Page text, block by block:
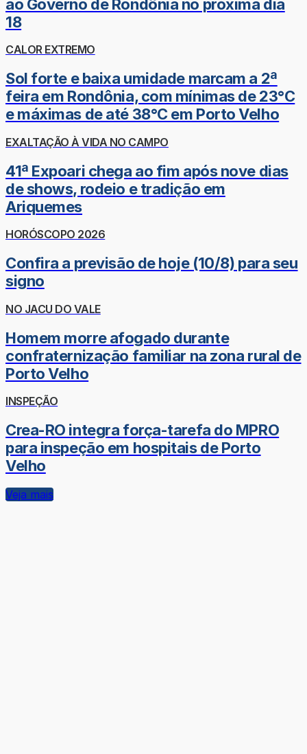
ao Governo de Rondônia no próxima dia
18
CALOR EXTREMO
Sol forte e baixa umidade marcam a 2ª
feira em Rondônia, com mínimas de 23°C
e máximas de até 38°C em Porto Velho
EXALTAÇÃO À VIDA NO CAMPO
41ª Expoari chega ao fim após nove dias
de shows, rodeio e tradição em
Ariquemes
HORÓSCOPO 2026
Confira a previsão de hoje (10/8) para seu
signo
NO JACU DO VALE
Homem morre afogado durante
confraternização familiar na zona rural de
Porto Velho
INSPEÇÃO
Crea-RO integra força-tarefa do MPRO
para inspeção em hospitais de Porto
Velho
Veja mais